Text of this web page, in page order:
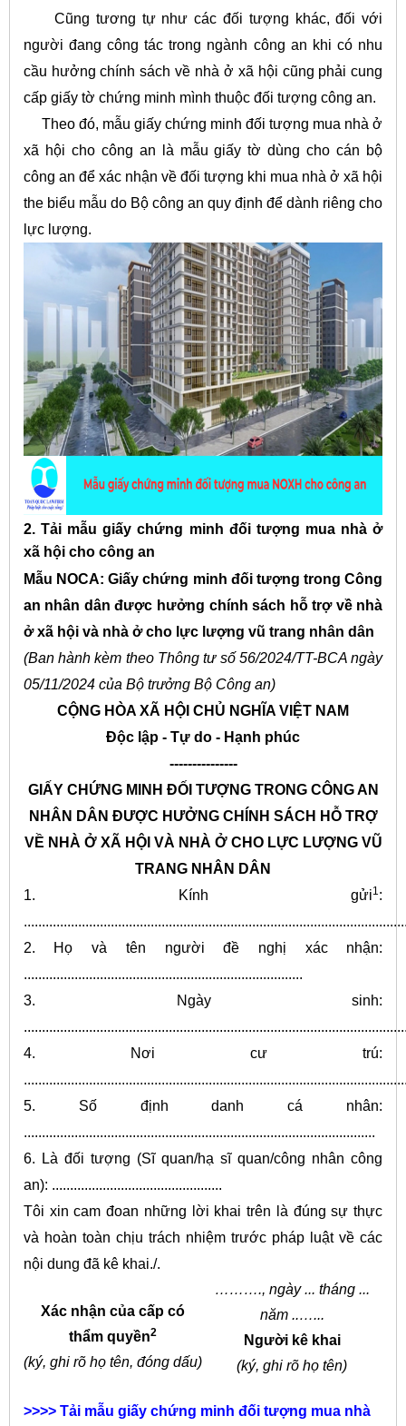
Cũng tương tự như các đối tượng khác, đối với
người đang công tác trong ngành công an khi có nhu
cầu hưởng chính sách về nhà ở xã hội cũng phải cung
cấp giấy tờ chứng minh mình thuộc đối tượng công an.
Theo đó, mẫu giấy chứng minh đối tượng mua nhà ở
xã hội cho công an là mẫu giấy tờ dùng cho cán bộ
công an để xác nhận về đối tượng khi mua nhà ở xã hội
the biểu mẫu do Bộ công an quy định để dành riêng cho
lực lượng.
2. Tải mẫu giấy chứng minh đối tượng mua nhà ở
xã hội cho công an
Mẫu NOCA: Giấy chứng minh đối tượng trong Công
an nhân dân được hưởng chính sách hỗ trợ về nhà
ở xã hội và nhà ở cho lực lượng vũ trang nhân dân
(Ban hành kèm theo Thông tư số 56/2024/TT-BCA ngày
05/11/2024 của Bộ trưởng Bộ Công an)
CỘNG HÒA XÃ HỘI CHỦ NGHĨA VIỆT NAM
Độc lập - Tự do - Hạnh phúc
---------------
GIẤY CHỨNG MINH ĐỐI TƯỢNG TRONG CÔNG AN
NHÂN DÂN ĐƯỢC HƯỞNG CHÍNH SÁCH HỖ TRỢ
VỀ NHÀ Ở XÃ HỘI VÀ NHÀ Ở CHO LỰC LƯỢNG VŨ
TRANG NHÂN DÂN
1. Kính gửi1:
2. Họ và tên người đề nghị xác nhận:
.............................................................................
3. Ngày sinh:
4. Nơi cư trú:
5. Số định danh cá nhân:
.................................................................................................
6. Là đối tượng (Sĩ quan/hạ sĩ quan/công nhân công
an): ...............................................
Tôi xin cam đoan những lời khai trên là đúng sự thực
và hoàn toàn chịu trách nhiệm trước pháp luật về các
nội dung đã kê khai./.
Xác nhận của cấp có
thẩm quyền2
(ký, ghi rõ họ tên, đóng dấu)
………., ngày ... tháng ...
năm ..…...
Người kê khai
(ký, ghi rõ họ tên)
>>>> Tải mẫu giấy chứng minh đối tượng mua nhà